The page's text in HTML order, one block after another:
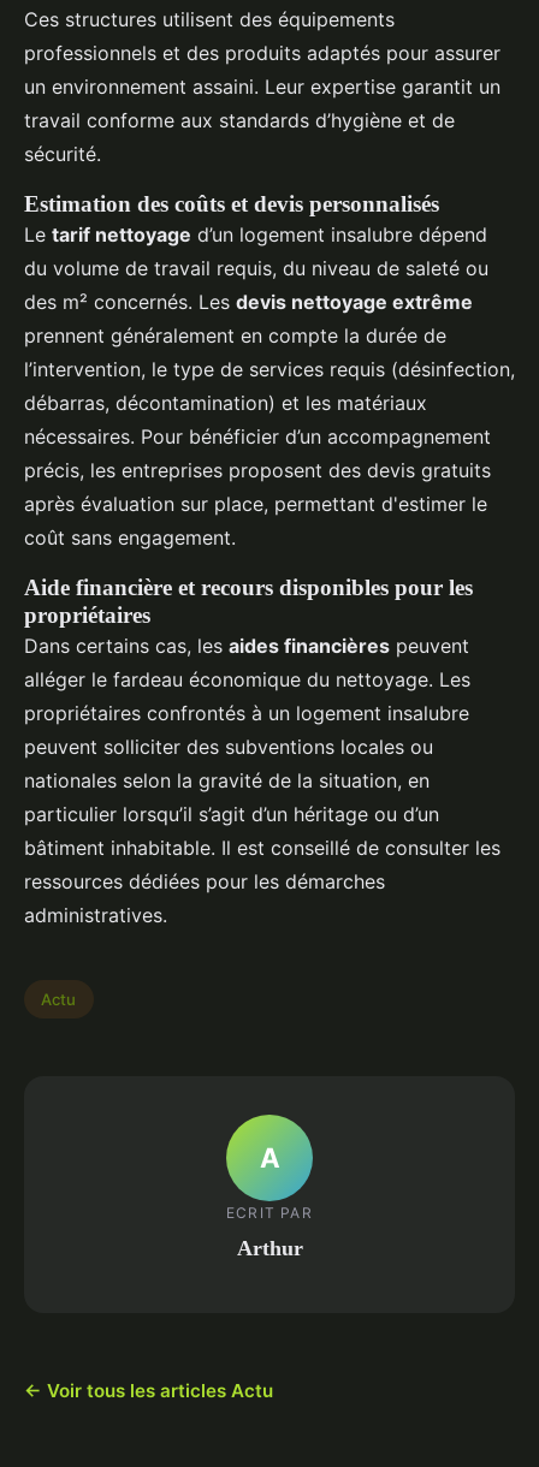
Ces structures utilisent des équipements
professionnels et des produits adaptés pour assurer
un environnement assaini. Leur expertise garantit un
travail conforme aux standards d’hygiène et de
sécurité.
Estimation des coûts et devis personnalisés
Le tarif nettoyage d’un logement insalubre dépend
du volume de travail requis, du niveau de saleté ou
des m² concernés. Les devis nettoyage extrême
prennent généralement en compte la durée de
l’intervention, le type de services requis (désinfection,
débarras, décontamination) et les matériaux
nécessaires. Pour bénéficier d’un accompagnement
précis, les entreprises proposent des devis gratuits
après évaluation sur place, permettant d'estimer le
coût sans engagement.
Aide financière et recours disponibles pour les
propriétaires
Dans certains cas, les aides financières peuvent
alléger le fardeau économique du nettoyage. Les
propriétaires confrontés à un logement insalubre
peuvent solliciter des subventions locales ou
nationales selon la gravité de la situation, en
particulier lorsqu’il s’agit d’un héritage ou d’un
bâtiment inhabitable. Il est conseillé de consulter les
ressources dédiées pour les démarches
administratives.
Actu
A
ECRIT PAR
Arthur
← Voir tous les articles Actu